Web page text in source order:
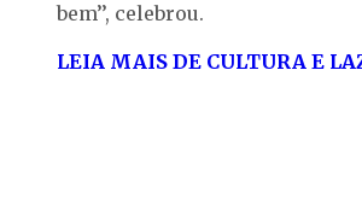
bem’’, celebrou.
LEIA MAIS DE CULTURA E